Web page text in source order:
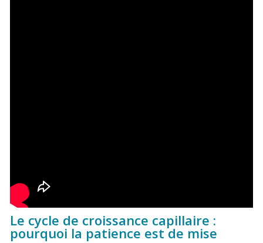
Le cycle de croissance capillaire :
pourquoi la patience est de mise